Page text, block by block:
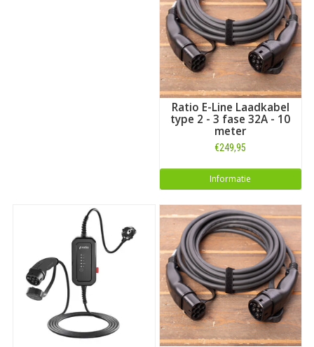
Ratio E-Line Laadkabel
type 2 - 3 fase 32A - 10
meter
€249,95
Informatie